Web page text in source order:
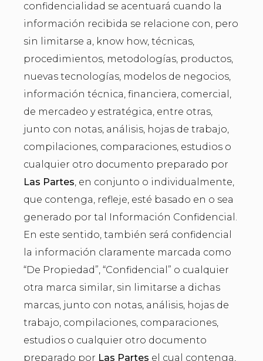
confidencialidad se acentuará cuando la
información recibida se relacione con, pero
sin limitarse a, know how, técnicas,
procedimientos, metodologías, productos,
nuevas tecnologías, modelos de negocios,
información técnica, financiera, comercial,
de mercadeo y estratégica, entre otras,
junto con notas, análisis, hojas de trabajo,
compilaciones, comparaciones, estudios o
cualquier otro documento preparado por
Las Partes, en conjunto o individualmente,
que contenga, refleje, esté basado en o sea
generado por tal Información Confidencial.
En este sentido, también será confidencial
la información claramente marcada como
“De Propiedad”, “Confidencial” o cualquier
otra marca similar, sin limitarse a dichas
marcas, junto con notas, análisis, hojas de
trabajo, compilaciones, comparaciones,
estudios o cualquier otro documento
preparado por Las Partes el cual contenga,